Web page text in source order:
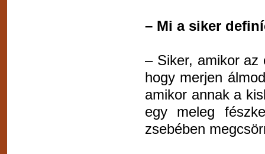
– Mi a siker
– Siker, amikor az
hogy merjen
amikor annak a
egy meleg
zsebében